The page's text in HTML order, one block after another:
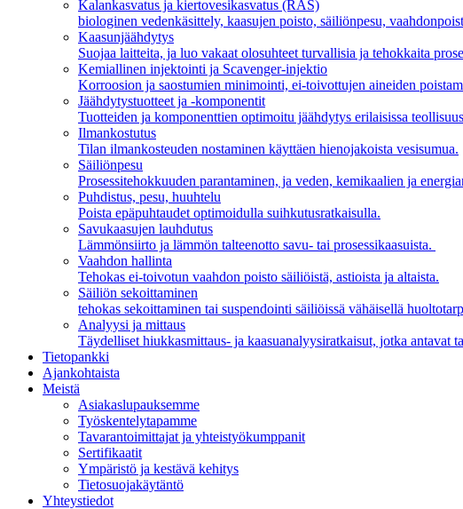
Kalankasvatus ja kiertovesikasvatus (RAS)
biologinen vedenkäsittely, kaasujen poisto, säiliönpesu,
Kaasunjäähdytys
Suojaa laitteita, ja luo vakaat olosuhteet turvallisia ja tehokkaita
Kemiallinen injektointi ja Scavenger-injektio
Korroosion ja saostumien minimointi, ei-toivottujen aineiden
Jäähdytystuotteet ja -komponentit
Tuotteiden ja komponenttien optimoitu jäähdytys erilaisissa
Ilmankostutus
Tilan ilmankosteuden nostaminen käyttäen hienojakoista vesisumua.
Säiliönpesu
Prosessitehokkuuden parantaminen, ja veden, kemikaalien ja
Puhdistus, pesu, huuhtelu
Poista epäpuhtaudet optimoidulla suihkutusratkaisulla.
Savukaasujen lauhdutus
Lämmönsiirto ja lämmön talteenotto savu- tai prosessikaasuista.
Vaahdon hallinta
Tehokas ei-toivotun vaahdon poisto säiliöistä, astioista ja altaista.
Säiliön sekoittaminen
tehokas sekoittaminen tai suspendointi säiliöissä vähäisellä
Analyysi ja mittaus
Täydelliset hiukkasmittaus- ja kaasuanalyysiratkaisut, jotka antavat
Tietopankki
Ajankohtaista
Meistä
Asiakaslupauksemme
Työskentelytapamme
Tavarantoimittajat ja yhteistyökumppanit
Sertifikaatit
Ympäristö ja kestävä kehitys
Tietosuojakäytäntö
Yhteystiedot